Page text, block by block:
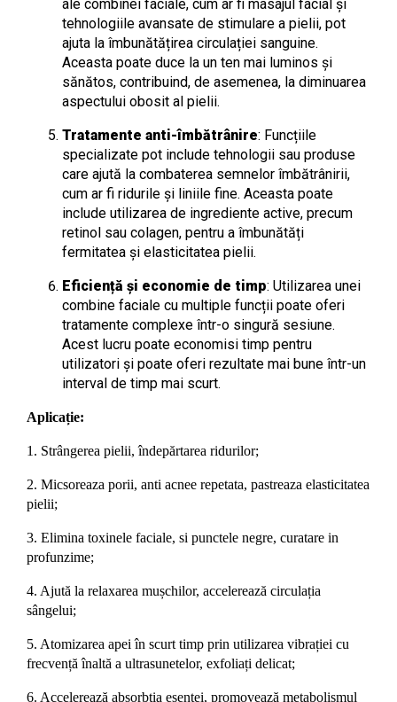
ale combinei faciale, cum ar fi masajul facial și
tehnologiile avansate de stimulare a pielii, pot
ajuta la îmbunătățirea circulației sanguine.
Aceasta poate duce la un ten mai luminos și
sănătos, contribuind, de asemenea, la diminuarea
aspectului obosit al pielii.
Tratamente anti-îmbătrânire: Funcțiile
specializate pot include tehnologii sau produse
care ajută la combaterea semnelor îmbătrânirii,
cum ar fi ridurile și liniile fine. Aceasta poate
include utilizarea de ingrediente active, precum
retinol sau colagen, pentru a îmbunătăți
fermitatea și elasticitatea pielii.
Eficiență și economie de timp: Utilizarea unei
combine faciale cu multiple funcții poate oferi
tratamente complexe într-o singură sesiune.
Acest lucru poate economisi timp pentru
utilizatori și poate oferi rezultate mai bune într-un
interval de timp mai scurt.
Aplicație:
1. Strângerea pielii, îndepărtarea ridurilor;
2. Micsoreaza porii, anti acnee repetata, pastreaza elasticitatea
pielii;
3. Elimina toxinele faciale, si punctele negre, curatare in
profunzime;
4. Ajută la relaxarea mușchilor, accelerează circulația
sângelui;
5. Atomizarea apei în scurt timp prin utilizarea vibrației cu
frecvență înaltă a ultrasunetelor, exfoliați delicat;
6. Accelerează absorbția esenței, promovează metabolismul